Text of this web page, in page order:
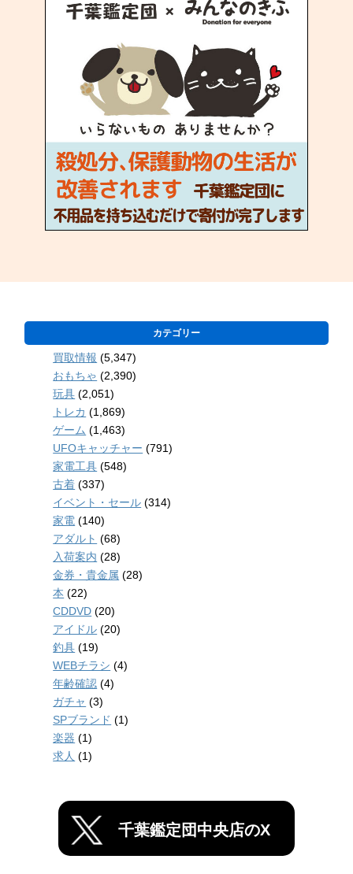
カテゴリー
買取情報 (5,347)
おもちゃ (2,390)
玩具 (2,051)
トレカ (1,869)
ゲーム (1,463)
UFOキャッチャー (791)
家電工具 (548)
古着 (337)
イベント・セール (314)
家電 (140)
アダルト (68)
入荷案内 (28)
金券・貴金属 (28)
本 (22)
CDDVD (20)
アイドル (20)
釣具 (19)
WEBチラシ (4)
年齢確認 (4)
ガチャ (3)
SPブランド (1)
楽器 (1)
求人 (1)
千葉鑑定団中央店のX